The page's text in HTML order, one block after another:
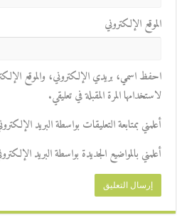
الموقع الإلكتروني
احفظ اسمي، بريدي الإلكتروني، والموقع
لاستخدامها المرة المقبلة في تعليقي.
أعلمني بمتابعة التعليقات بواسطة البريد
أعلمني بالمواضيع الجديدة بواسطة البريد